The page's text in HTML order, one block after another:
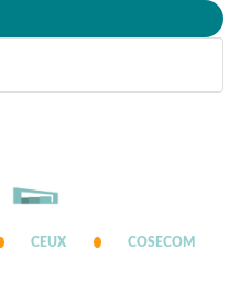
CEUX COSECOM